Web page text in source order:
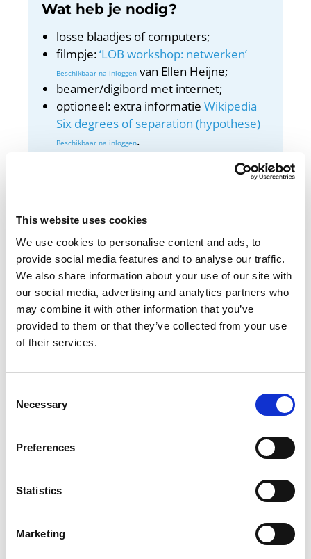
This website uses cookies
We use cookies to personalise content and ads, to
provide social media features and to analyse our traffic.
We also share information about your use of our site with
our social media, advertising and analytics partners who
may combine it with other information that you’ve
provided to them or that they’ve collected from your use
of their services.
Selection
Necessary
Preferences
Statistics
Marketing
Wat heb je nodig?
losse blaadjes of computers;
filmpje:‘LOB workshop: netwerken’
van Ellen Heijne;
beamer/digibord met internet;
optioneel: extra informatieWikipedia
Six degrees of separation (hypothese)
.
In deze les ontdek je wie in jouw netwerk
iemand kent die jou verder kan helpen. Zo heb
je snel een afspraak gemaakt met iemand die
je anders niet zou kennen!
Inloggen